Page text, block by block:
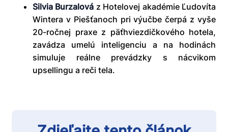
Silvia Burzalová z Hotelovej akadémie Ľudovíta
Wintera v Piešťanoch pri výučbe čerpá z vyše
20-ročnej praxe z päťhviezdičkového hotela,
zavádza umelú inteligenciu a na hodinách
simuluje reálne prevádzky s nácvikom
upsellingu a reči tela.